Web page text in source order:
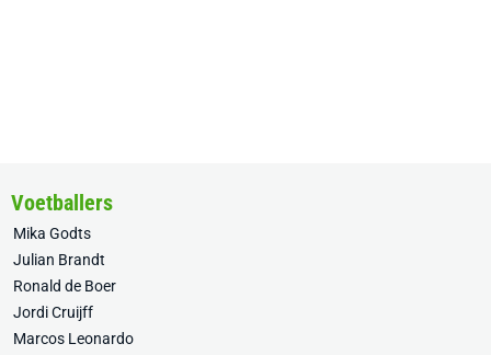
Voetballers
Mika Godts
Julian Brandt
Ronald de Boer
Jordi Cruijff
Marcos Leonardo